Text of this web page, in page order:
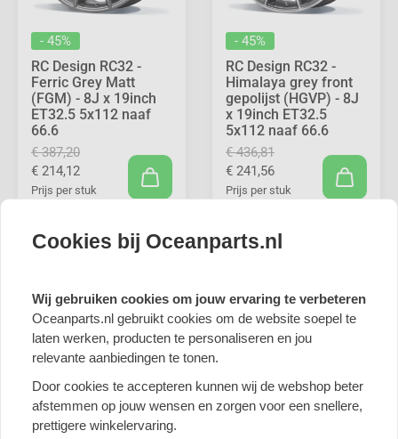
- 45%
RC Design RC32 -
Ferric Grey Matt
(FGM) - 8J x 19inch
ET32.5 5x112 naaf
66.6
€ 387,20
€ 214,12
Prijs per stuk
- 45%
RC Design RC32 -
Himalaya grey front
gepolijst (HGVP) - 8J
x 19inch ET32.5
5x112 naaf 66.6
€ 436,81
€ 241,56
Prijs per stuk
- 45% - 45%
Cookies bij Oceanparts.nl
Wij gebruiken cookies om jouw ervaring te verbeteren
Oceanparts.nl gebruikt cookies om de website soepel te
laten werken, producten te personaliseren en jou
relevante aanbiedingen te tonen.
Door cookies te accepteren kunnen wij de webshop beter
afstemmen op jouw wensen en zorgen voor een snellere,
prettigere winkelervaring.